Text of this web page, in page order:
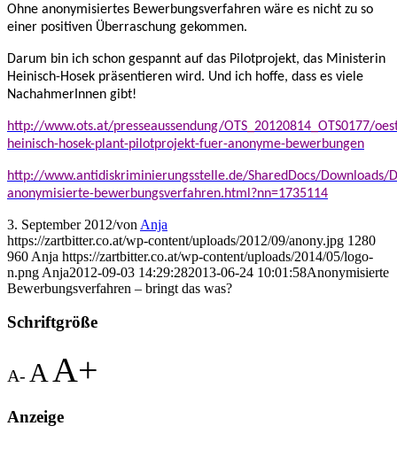
Ohne anonymisiertes Bewerbungsverfahren wäre es nicht zu so
einer positiven Überraschung gekommen.
Darum bin ich schon gespannt auf das Pilotprojekt, das Ministerin
Heinisch-Hosek präsentieren wird. Und ich hoffe, dass es viele
NachahmerInnen gibt!
http://www.ots.at/presseaussendung/OTS_20120814_OTS0177/
heinisch-hosek-plant-pilotprojekt-fuer-anonyme-bewerbungen
http://www.antidiskriminierungsstelle.de/SharedDocs/Downloads/
anonymisierte-bewerbungsverfahren.html?nn=1735114
3. September 2012/von Anja
https://zartbitter.co.at/wp-content/uploads/2012/09/anony.jpg 1280
960 Anja https://zartbitter.co.at/wp-content/uploads/2014/05/logo-
n.png Anja2012-09-03 14:29:282013-06-24 10:01:58Anonymisierte
Bewerbungsverfahren – bringt das was?
Schriftgröße
A- A A+
Anzeige